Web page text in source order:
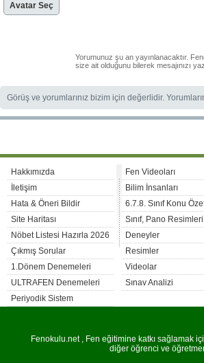
Avatar Seç
Yorumunuz şu an yayınlanacaktır.
size ait olduğunu bilerek mesajınızı
Görüş ve yorumlarınız bizim için değerlidir.
Hakkımızda
İletişim
Hata & Öneri Bildir
Site Haritası
Nöbet Listesi Hazırla 2026
Çıkmış Sorular
1.Dönem Denemeleri
ULTRAFEN Denemeleri
Periyodik Sistem
Fen Videoları
Bilim İnsanları
6.7.8. Sınıf Konu
Sınıf, Pano Resimleri
Deneyler
Resimler
Videolar
Sınav Analizi
Fenokulu.net , Fen eğitimine katkı sağlamak
diğer öğrenci ve